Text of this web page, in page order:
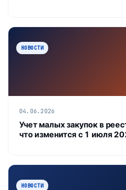
НОВОСТИ
04.06.2026
Учет малых закупок в
что изменится с 1 июля
НОВОСТИ